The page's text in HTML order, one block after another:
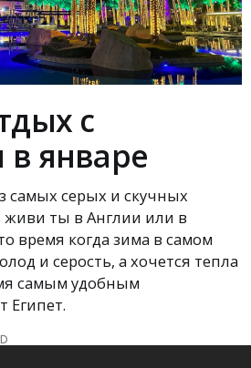
с
январе
самых серых и скучных
живи ты в Англии или в
время когда зима в самом
и серость, а хочется тепла
самым удобным
Египет.